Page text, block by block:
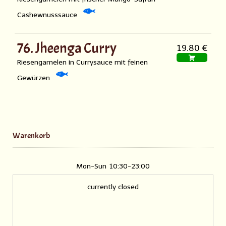
Cashewnusssauce
76. Jheenga Curry 19.80 €
Riesengarnelen in Currysauce mit feinen
Gewürzen
Warenkorb
Mon-Sun 10:30-23:00
currently closed